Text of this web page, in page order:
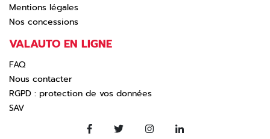
Mentions légales
Nos concessions
VALAUTO EN LIGNE
FAQ
Nous contacter
RGPD : protection de vos données
SAV